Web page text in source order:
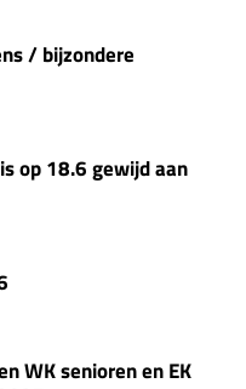
/ bijzondere
op 18.6 gewijd aan
WK senioren en EK